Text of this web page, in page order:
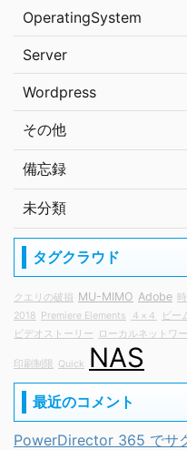
OperatingSystem
Server
Wordpress
その他
備忘録
未分類
タグクラウド
クエリの破損 MU-MIMO Adobe
2018 Premiere Elements ４×４ ビー
ビデオストーリー ローカルネットワ
印刷制限 Quick NAS
最近のコメント
PowerDirector 365 でサ